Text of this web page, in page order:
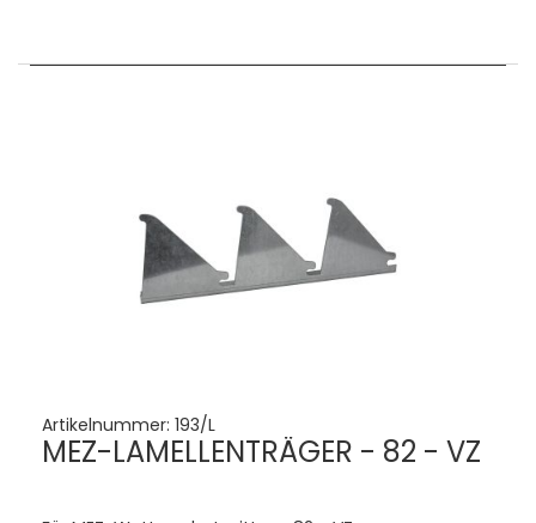
Artikelnummer: 193/L
MEZ-LAMELLENTRÄGER - 82 - VZ